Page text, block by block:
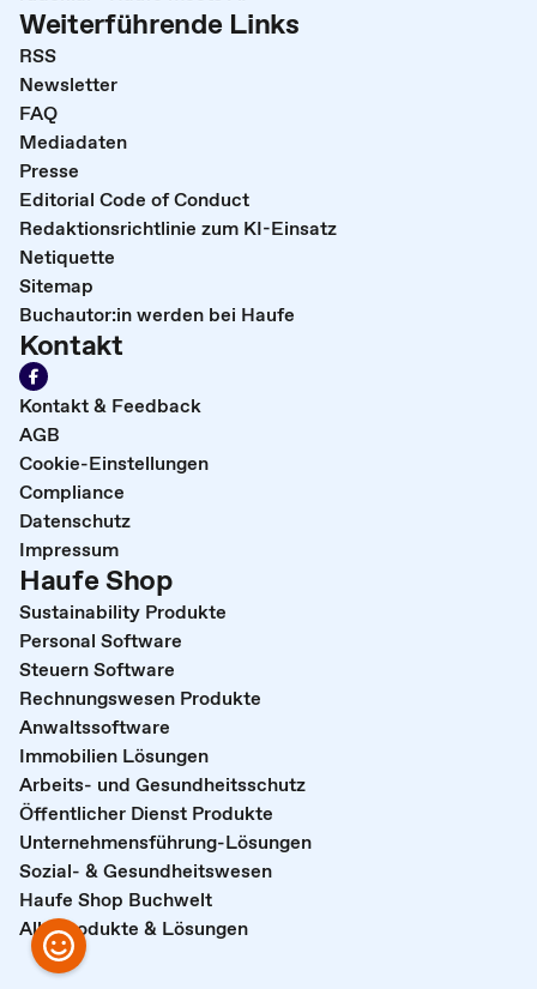
Weiterführende Links
RSS
Newsletter
FAQ
Mediadaten
Presse
Editorial Code of Conduct
Redaktionsrichtlinie zum KI-Einsatz
Netiquette
Sitemap
Buchautor:in werden bei Haufe
Kontakt
Kontakt & Feedback
AGB
Cookie-Einstellungen
Compliance
Datenschutz
Impressum
Haufe Shop
Sustainability Produkte
Personal Software
Steuern Software
Rechnungswesen Produkte
Anwaltssoftware
Immobilien Lösungen
Arbeits- und Gesundheitsschutz
Öffentlicher Dienst Produkte
Unternehmensführung-Lösungen
Sozial- & Gesundheitswesen
Haufe Shop Buchwelt
Alle Produkte & Lösungen